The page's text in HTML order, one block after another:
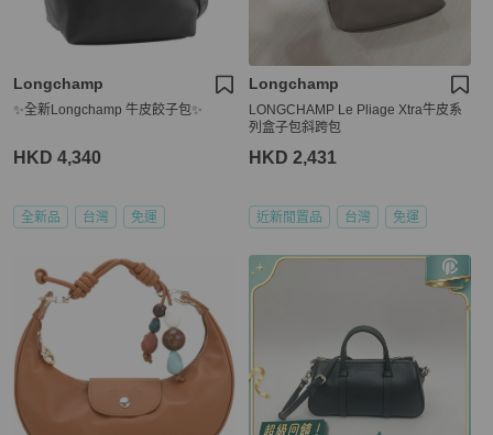
Longchamp
✨全新Longchamp 牛皮餃子包✨
HKD 4,340
全新品 台灣 免運
Longchamp
LONGCHAMP Le Pliage Xtra牛皮系
列盒子包斜跨包
HKD 2,431
近新閒置品 台灣 免運